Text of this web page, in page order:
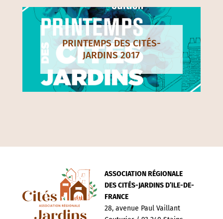
PRINTEMPS DES CITÉS-
JARDINS 2017
ASSOCIATION RÉGIONALE
DES CITÉS-JARDINS D’ILE-DE-
FRANCE
28, avenue Paul Vaillant